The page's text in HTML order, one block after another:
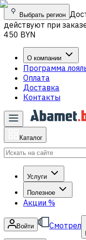
Выбрать регион
действуют при
450 BYN
О компании
Программа
Оплата
Доставка
Контакты
Каталог
Услуги
Полезное
Акции %
Войти Смотрел